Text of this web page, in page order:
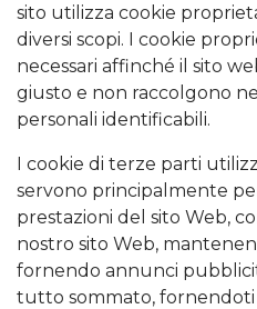
sito utilizza cookie
diversi scopi. I cookie
necessari affinché il sito
giusto e non raccolgono
personali identificabili.
I cookie di terze parti
servono principalmente
prestazioni del sito Web,
nostro sito Web,
fornendo annunci
tutto sommato,